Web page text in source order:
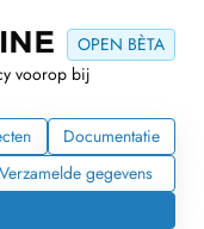
OPEN BÈTA
voorop bij
Documentatie
Verzamelde gegevens